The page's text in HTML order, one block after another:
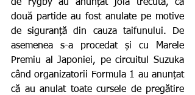
de rygby au anunțat joia trecută, că
două partide au fost anulate pe motive
de siguranță din cauza taifunului. De
asemenea s-a procedat și cu Marele
Premiu al Japoniei, pe circuitul Suzuka
când organizatorii Formula 1 au anunțat
că au anulat toate cursele de pregătire